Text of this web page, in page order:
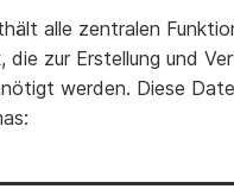
alle zentralen
die zur Erstellung und
werden. Diese